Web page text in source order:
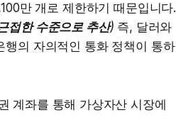
만 개로 제한하기 때문입니다.
접한 수준으로 추산) 즉, 달러와
의 자의적인 통화 정책이 통하
계좌를 통해 가상자산 시장에